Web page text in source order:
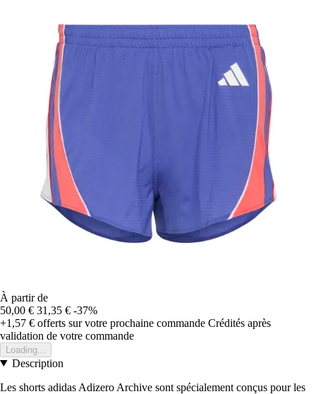
À partir de
50,00 € 31,35 € -37%
+1,57 € offerts sur votre prochaine commande Crédités après
validation de votre commande
Loading...
Description
Les shorts adidas Adizero Archive sont spécialement conçus pour les